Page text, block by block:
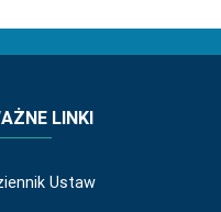
LINKI
Ustaw